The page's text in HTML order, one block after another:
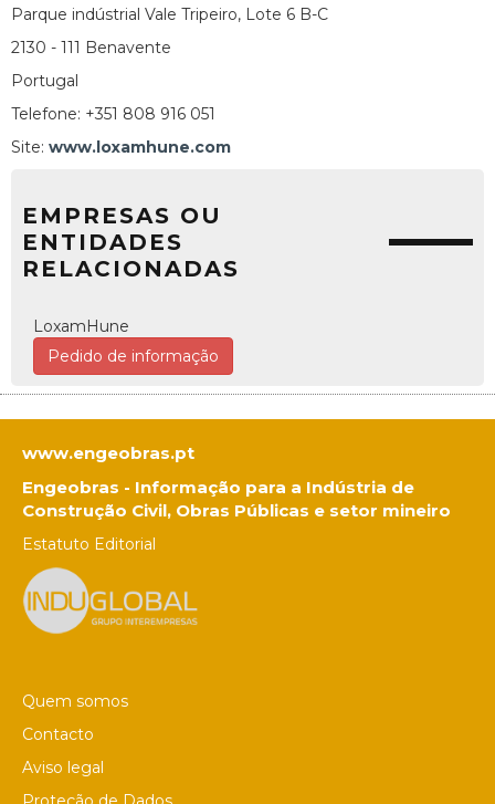
Parque indústrial Vale Tripeiro, Lote 6 B-C
2130 - 111 Benavente
Portugal
Telefone: +351 808 916 051
Site: www.loxamhune.com
EMPRESAS OU
ENTIDADES
RELACIONADAS
LoxamHune
Pedido de informação
www.engeobras.pt
Engeobras - Informação para a Indústria de
Construção Civil, Obras Públicas e setor mineiro
Estatuto Editorial
Quem somos
Contacto
Aviso legal